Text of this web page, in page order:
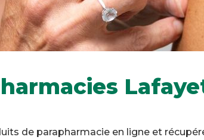
de parapharmacie en ligne et